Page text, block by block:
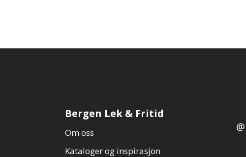
Bergen Lek & Fritid
Om oss
Kataloger og inspirasjon